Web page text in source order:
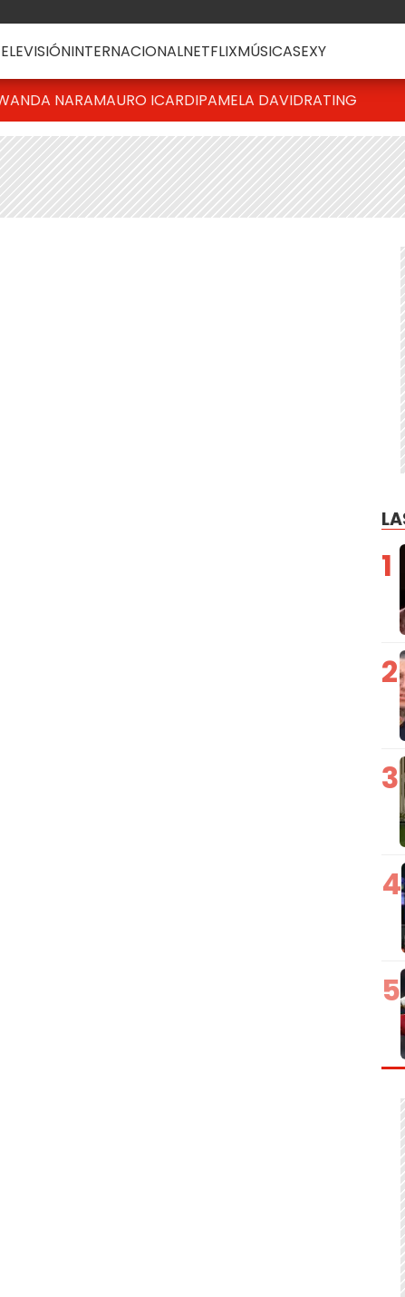
INTERNACIONALNETFLIXMÚSICASEXY
NARAMAURO ICARDIPAMELA DAVIDRATING
1
2
3
4
5